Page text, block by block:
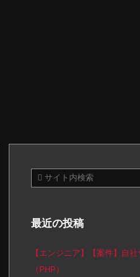
最近の投稿
【エンジニア】【案件】自
（PHP）